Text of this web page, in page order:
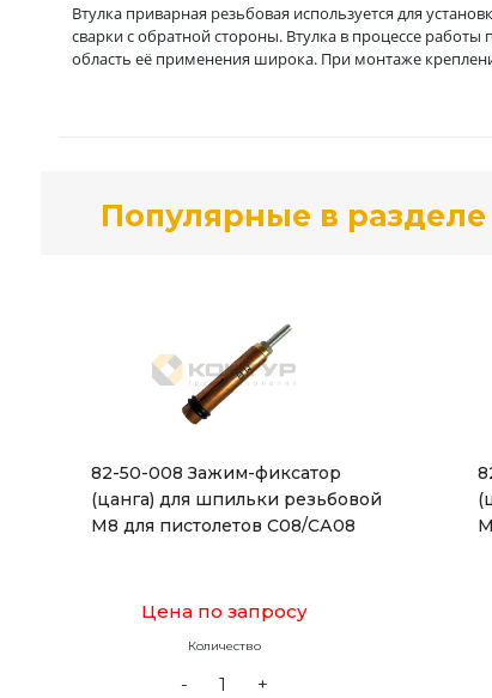
Втулка приварная резьбовая используется для
сварки с обратной стороны. Втулка в процессе
область её применения широка. При монтаже
Популярные в разделе
82-50-008 Зажим-фиксатор
(цанга) для шпильки резьбовой
М8 для пистолетов С08/СА08
Цена по запросу
Количество
- +